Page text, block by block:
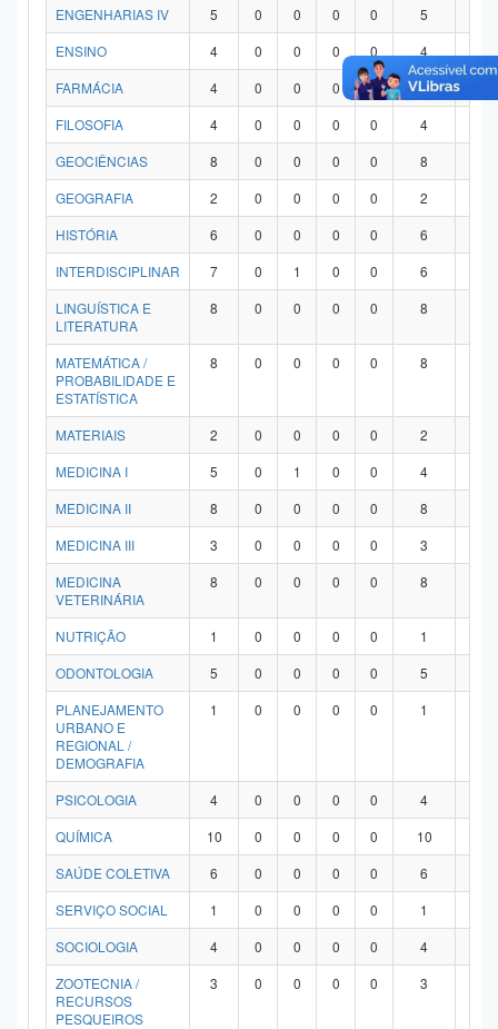
ENGENHARIAS IV
5 0 0 0 0 5
ENSINO
4 0 0 0 0 4
FARMÁCIA
4 0 0 0 0 4
FILOSOFIA
4 0 0 0 0 4
GEOCIÊNCIAS
8 0 0 0 0 8
GEOGRAFIA
2 0 0 0 0 2
HISTÓRIA
6 0 0 0 0 6
INTERDISCIPLINAR
7 0 1 0 0 6
LINGUÍSTICA E
LITERATURA
8 0 0 0 0 8
MATEMÁTICA /
PROBABILIDADE E
ESTATÍSTICA
8 0 0 0 0 8
MATERIAIS 2 0 0 0 0 2
MEDICINA I
5 0 1 0 0 4
MEDICINA II
8 0 0 0 0 8
MEDICINA III
3 0 0 0 0 3
MEDICINA
VETERINÁRIA
8 0 0 0 0 8
NUTRIÇÃO 1 0 0 0 0 1
ODONTOLOGIA
5 0 0 0 0 5
PLANEJAMENTO
URBANO E
REGIONAL /
DEMOGRAFIA
1 0 0 0 0 1
PSICOLOGIA 4 0 0 0 0 4
QUÍMICA
10 0 0 0 0 10
SAÚDE COLETIVA
6 0 0 0 0 6
SERVIÇO SOCIAL
1 0 0 0 0 1
SOCIOLOGIA
4 0 0 0 0 4
ZOOTECNIA /
RECURSOS
PESQUEIROS
3 0 0 0 0 3